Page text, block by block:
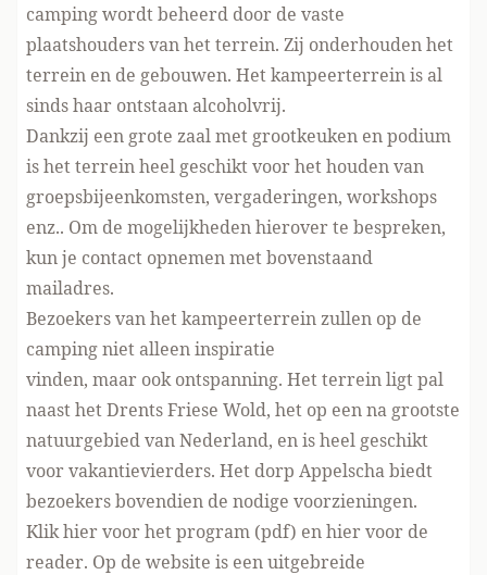
camping wordt beheerd door de vaste
plaatshouders van het terrein. Zij onderhouden het
terrein en de gebouwen. Het kampeerterrein is al
sinds haar ontstaan alcoholvrij.
Dankzij een grote zaal met grootkeuken en podium
is het terrein heel geschikt voor het houden van
groepsbijeenkomsten, vergaderingen, workshops
enz.. Om de mogelijkheden hierover te bespreken,
kun je contact opnemen met bovenstaand
mailadres.
Bezoekers van het kampeerterrein zullen op de
camping niet alleen inspiratie
vinden, maar ook ontspanning. Het terrein ligt pal
naast het Drents Friese Wold, het op een na grootste
natuurgebied van Nederland, en is heel geschikt
voor vakantievierders. Het dorp Appelscha biedt
bezoekers bovendien de nodige voorzieningen.
Klikhier voor het program (pdf) enhier voor de
reader. Op de website is een uitgebreide